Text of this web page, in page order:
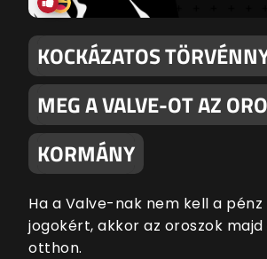
KOCKÁZATOS
MEG A VALVE-OT AZ
KORMÁNY
Ha a Valve-nak nem kell a pénz
jogokért, akkor az oroszok
otthon.